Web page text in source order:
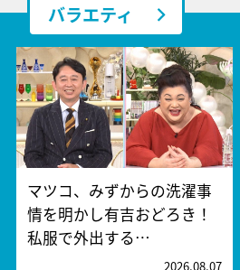
バラエティ
マツコ、みずからの洗濯事
情を明かし有吉おどろき！
私服で外出する…
2026.08.07